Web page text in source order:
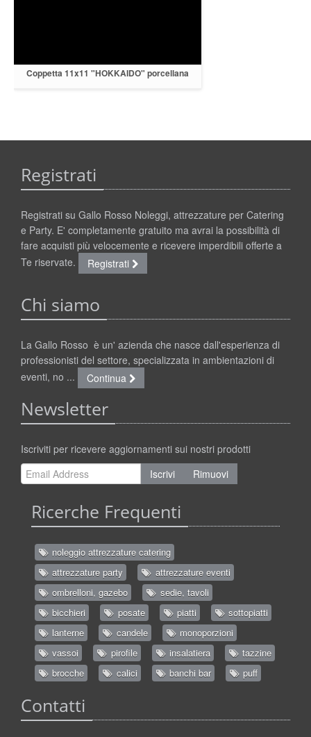
Coppetta 11x11 "HOKKAIDO" porcellana
Registrati
Registrati su Gallo Rosso Noleggi, attrezzature per Catering
e Party. E' completamente gratuito ma avrai la possibilità di
fare acquisti più velocemente e ricevere imperdibili offerte a
Te riservate.
Registrati
Chi siamo
La Gallo Rosso è un' azienda che nasce dall'esperienza di
professionisti del settore, specializzata in ambientazioni di
eventi, no ...
Continua
Newsletter
Iscriviti per ricevere aggiornamenti sui nostri prodotti
Iscrivi
Rimuovi
Ricerche Frequenti
noleggio attrezzature catering
attrezzature party
attrezzature eventi
ombrelloni, gazebo
sedie, tavoli
bicchieri
posate piatti
sottopiatti
lanterne
candele
monoporzioni
vassoi
pirofile insalatiera
tazzine
brocche
calici banchi bar puff
Contatti